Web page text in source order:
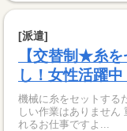
[派遣]
【交替制★糸
し！女性活躍中
機械に糸をセットする
しい作業はありません
れるお仕事ですよ...